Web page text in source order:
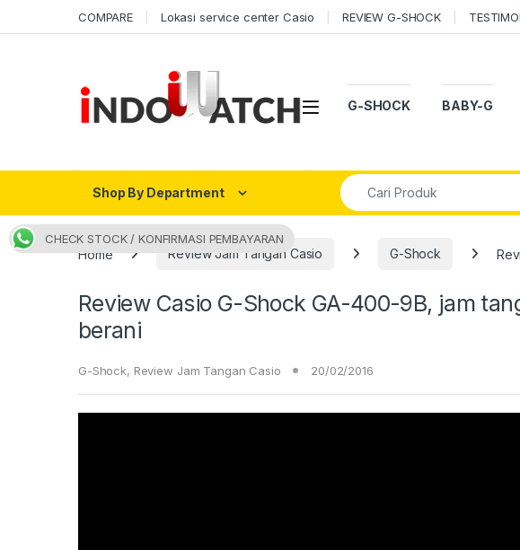
COMPARE Lokasi service center Casio REVIEW G-SHOCK
Open G-SHOCK BABY-G
Shop By Department
Search for:
Home Review Jam Tangan Casio G-Shock
Review Casio G-Shock GA-400-9B, jam
berani
G-Shock, Review Jam Tangan Casio 20/02/2016
CHECK STOCK / KONFIRMASI PEMBAYARAN